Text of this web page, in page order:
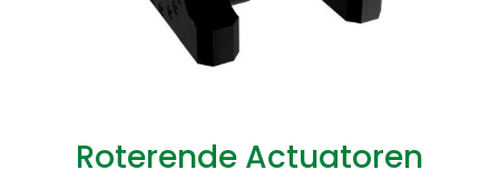
Roterende Actuatoren